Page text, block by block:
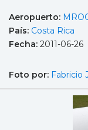
Aeropuerto:
País: Costa Rica
Fecha: 2011-06-26
Foto por: Fabricio